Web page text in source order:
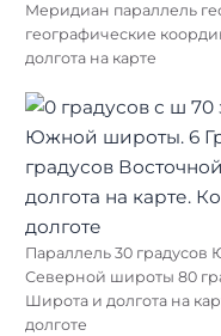
Меридиан параллель
географические
долгота на карте
Параллель 30
Северной широты 80
Широта и долгота на
долготе